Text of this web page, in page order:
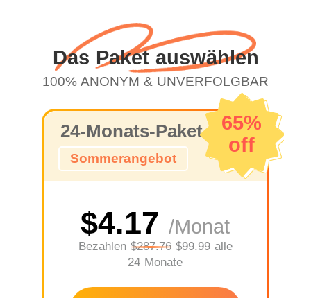
Das Paket auswählen
100% ANONYM & UNVERFOLGBAR
65%
off
24-Monats-Paket
Sommerangebot
$4.17/Monat
Bezahlen $287.76$99.99 alle
24 Monate